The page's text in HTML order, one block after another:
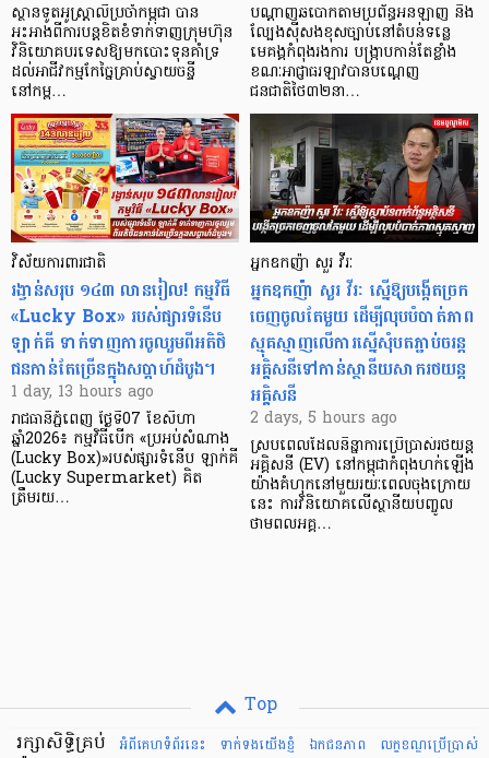
ស្ថានទូតអូស្ត្រាលីប្រចាំកម្ពុជា បាន
អះអាងពីការបន្តខិតខំទាក់ទាញក្រុមហ៊ុន
វិនិយោគបរទេសឱ្យមកបោះទុនគាំទ្រ
ដល់អាជីវកម្មកែច្នៃគ្រាប់ស្វាយចន្ទី
នៅកម្ព…
បណ្តាញឆបោកតាមប្រព័ន្ធអនឡាញ និង
ល្បែងស៊ីសងខុសច្បាប់នៅតំបន់ទន្លេ
មេគង្គកំពុងរងការ បង្ក្រាប​កាន់តែខ្លាំង
ខណៈអាជ្ញាធរឡាវបានបណ្តេញ
ជនជាតិថៃ៣២នា…
វិស័យការពារជាតិ
រង្វាន់សរុប ១៤៣ លានរៀល! កម្មវិធី
«Lucky Box» របស់ផ្សារទំនើប
ឡាក់គី ទាក់ទាញការចូលរួមពីអតិថិ
ជនកាន់តែច្រើនក្នុងសប្តាហ៍ដំបូង។
1 day, 13 hours ago
រាជធានីភ្នំពេញ ថ្ងៃទី07 ខែសីហា
ឆ្នាំ2026៖ កម្មវិធីបើក «ប្រអប់សំណាង
(Lucky Box)»របស់ផ្សារទំនើប ឡាក់គី
(Lucky Supermarket) គិត
ត្រឹមរយ…
អ្នកឧកញ៉ា សួរ វីរៈ
អ្នកឧកញ៉ា សួរ វីរៈ ស្នើឱ្យបង្កើតច្រក
ចេញចូលតែមួយ ដើម្បីលុបបំបាត់ភាព
ស្មុគស្មាញលើការស្នើសុំបតភ្ជាប់ចរន្ត
អគ្គិសនីទៅកាន់ស្ថានីយសាករថយន្ត
អគ្គិសនី
2 days, 5 hours ago
ស្របពេលដែលនិន្នាការប្រើប្រាស់រថយន្ត
អគ្គិសនី (EV) នៅកម្ពុជាកំពុងហក់ឡើង
យ៉ាងគំហុកនៅមួយរយៈពេលចុងក្រោយ
នេះ ការវិនិយោគលើស្ថានីយបញ្ចូល
ថាមពលអគ្គ…
Top
អំពីគេហទំព័រនេះ
ទាក់ទងយើងខ្ញំ ឯកជនភាព លក្ខខណ្ឌ​ប្រើ​ប្រាស់
រក្សាសិទ្ធិគ្រប់